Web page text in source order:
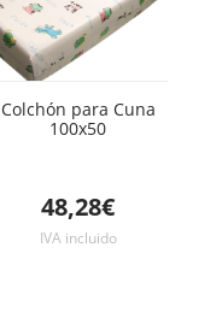
Colchón para Cuna
100x50
48,28€
IVA incluido